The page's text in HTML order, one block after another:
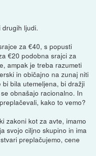
ljudi.
za €40, s popusti
€20 podobna srajci za
ampak je treba razumeti
in običajno na zunaj niti
bila utemeljena, bi dražji
obnašajo racionalno. In
kako to vemo?
zakoni kot za avte, imamo
svojo ciljno skupino in ima
preplačujemo, cene